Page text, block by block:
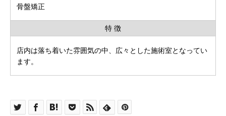
骨盤矯正
特 徴
店内は落ち着いた雰囲気の中、広々とした施術室となってい
ます。